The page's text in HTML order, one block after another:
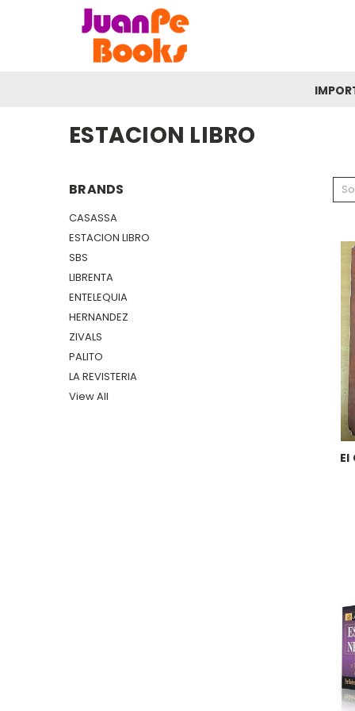
ESTACION LIBRO
BRANDS
CASASSA
ESTACION LIBRO
SBS
LIBRENTA
ENTELEQUIA
HERNANDEZ
ZIVALS
PALITO
LA REVISTERIA
View All